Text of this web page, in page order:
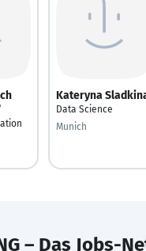
Kateryna
Data Science
Munich
– Das Jobs-